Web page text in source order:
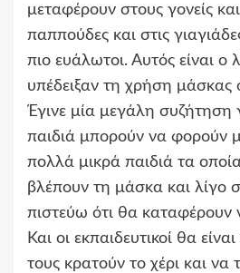
μεταφέρουν στους γονείς
παππούδες και στις
πιο ευάλωτοι. Αυτός είναι ο
υπέδειξαν τη χρήση μάσκας
Έγινε μία μεγάλη συζήτηση
παιδιά μπορούν να φορούν
πολλά μικρά παιδιά τα
βλέπουν τη μάσκα και λίγο
πιστεύω ότι θα καταφέρουν
Και οι εκπαιδευτικοί θα
τους κρατούν το χέρι και